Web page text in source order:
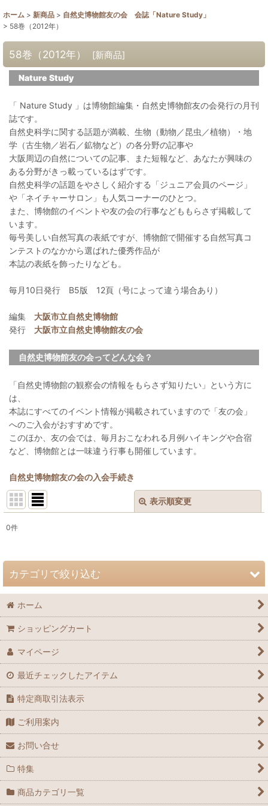
ホーム > 新商品 > 自然史博物館友の会 会誌「Nature Study」
> 58巻（2012年）
58巻（2012年） [新商品]
Nature Study
「 Nature Study 」は博物館編集・自然史博物館友の会発行の月刊
誌です。
自然史科学に関する話題が満載、生物（動物／昆虫／植物）・地
学（古生物／岩石／鉱物など）の各分野の記事や
大阪周辺の自然についての記事、また短報など、あなたが興味の
ある分野がきっ載っているはずです。
自然史科学の話題をやさしく紹介する「ジュニア会員のページ」
や「ネイチャーサロン」も人気コーナーのひとつ。
また、博物館のイベントや友の会の行事などももらさず掲載して
います。
毎号美しい自然写真の表紙ですが、博物館で開催する自然写真コ
ンテストのなかから選ばれた優秀作品が
本誌の表紙を飾ったりなども。
毎月10日発行 B5版 12頁（号によって違う場合あり）
編集 大阪市立自然史博物館
発行 大阪市立自然史博物館友の会
自然史博物館友の会ってどんな会？
「自然史博物館の観察会の情報をもらさず知りたい」という方に
は、
本誌にすべてのイベント情報が掲載されていますので「友の会」
へのご入会がおすすめです。
このほか、友の会では、毎月おこなわれる月例ハイキングや合宿
など、博物館とは一味違う行事も開催しています。
自然史博物館友の会の入会手続き
表示順変更
並び順 :
0件
カテゴリで絞り込む
自然史博物館友の会 会誌「Nature Study」 (全商品)
72巻（2026年）
71巻（2025年）
69巻（2023年）
68巻（2022年）
66巻（2020年）
ホーム
ショッピングカート
マイページ
最近チェックしたアイテム
特定商取引法表示
ご利用案内
お問い合せ
特集
商品カテゴリ一覧